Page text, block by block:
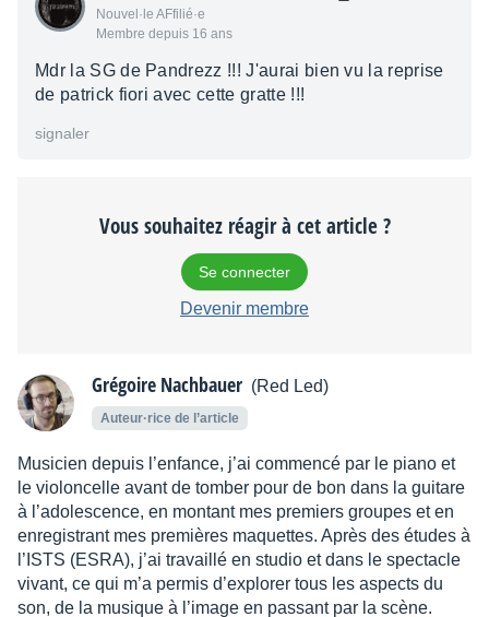
Nouvel·le AFfilié·e
Membre depuis 16 ans
Mdr la SG de Pandrezz !!! J'aurai bien vu la reprise
de patrick fiori avec cette gratte !!!
signaler
Vous souhaitez réagir à cet article ?
Se connecter
Devenir membre
Grégoire Nachbauer (Red Led)
Auteur·rice de l’article
Musicien depuis l’enfance, j’ai commencé par le piano et
le violoncelle avant de tomber pour de bon dans la guitare
à l’adolescence, en montant mes premiers groupes et en
enregistrant mes premières maquettes. Après des études à
l’ISTS (ESRA), j’ai travaillé en studio et dans le spectacle
vivant, ce qui m’a permis d’explorer tous les aspects du
son, de la musique à l’image en passant par la scène.